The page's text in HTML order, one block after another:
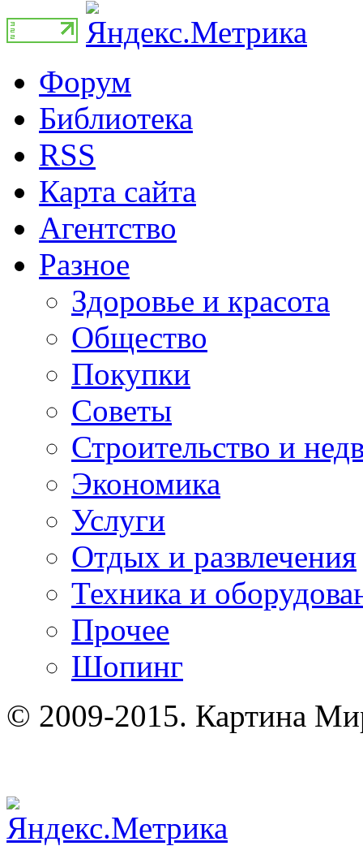
Форум
Библиотека
RSS
Карта сайта
Агентство
Разное
Здоровье и красота
Общество
Покупки
Советы
Строительство и
Экономика
Услуги
Отдых и развлечения
Техника и
Прочее
Шопинг
© 2009-2015. Картина